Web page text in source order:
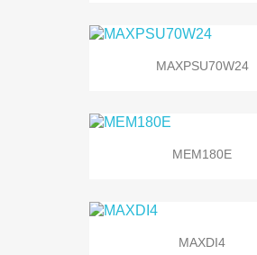
MAXPSU70W24
MEM180E
MAXDI4